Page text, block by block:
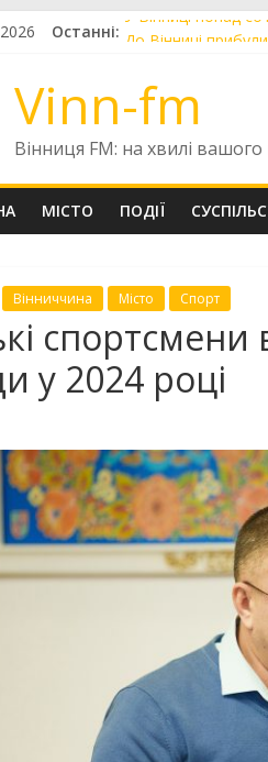
Останні: У Вінниці понад
Голів правлінь
У Вінниці за
Vinn-fm
Вінниця FM: на хвилі вашого
МІСТО ПОДІЇ
Вінниччина Місто Спорт
у 2024 році